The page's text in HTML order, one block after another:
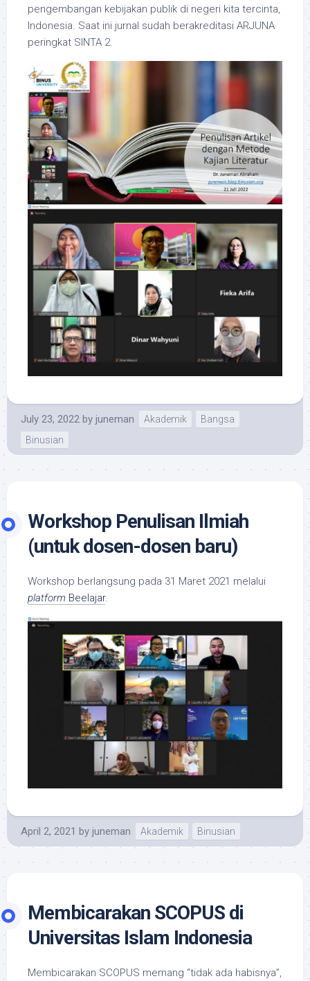
pengembangan kebijakan publik di negeri kita tercinta,
Indonesia. Saat ini jurnal sudah berakreditasi ARJUNA
peringkat SINTA 2.
July 23, 2022 by juneman Akademik
Bangsa
Binusian
Workshop Penulisan Ilmiah
(untuk dosen-dosen baru)
Workshop berlangsung pada 31 Maret 2021 melalui
platform Beelajar.
April 2, 2021 by juneman Akademik Binusian
Membicarakan SCOPUS di
Universitas Islam Indonesia
Membicarakan SCOPUS memang “tidak ada habisnya”,